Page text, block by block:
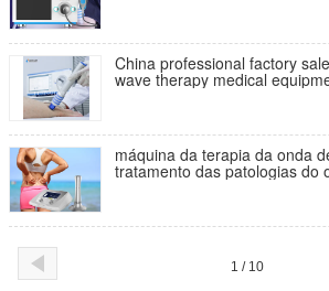
China professional factory
wave therapy medical
máquina da terapia da onda
tratamento das patologias do
1 / 10